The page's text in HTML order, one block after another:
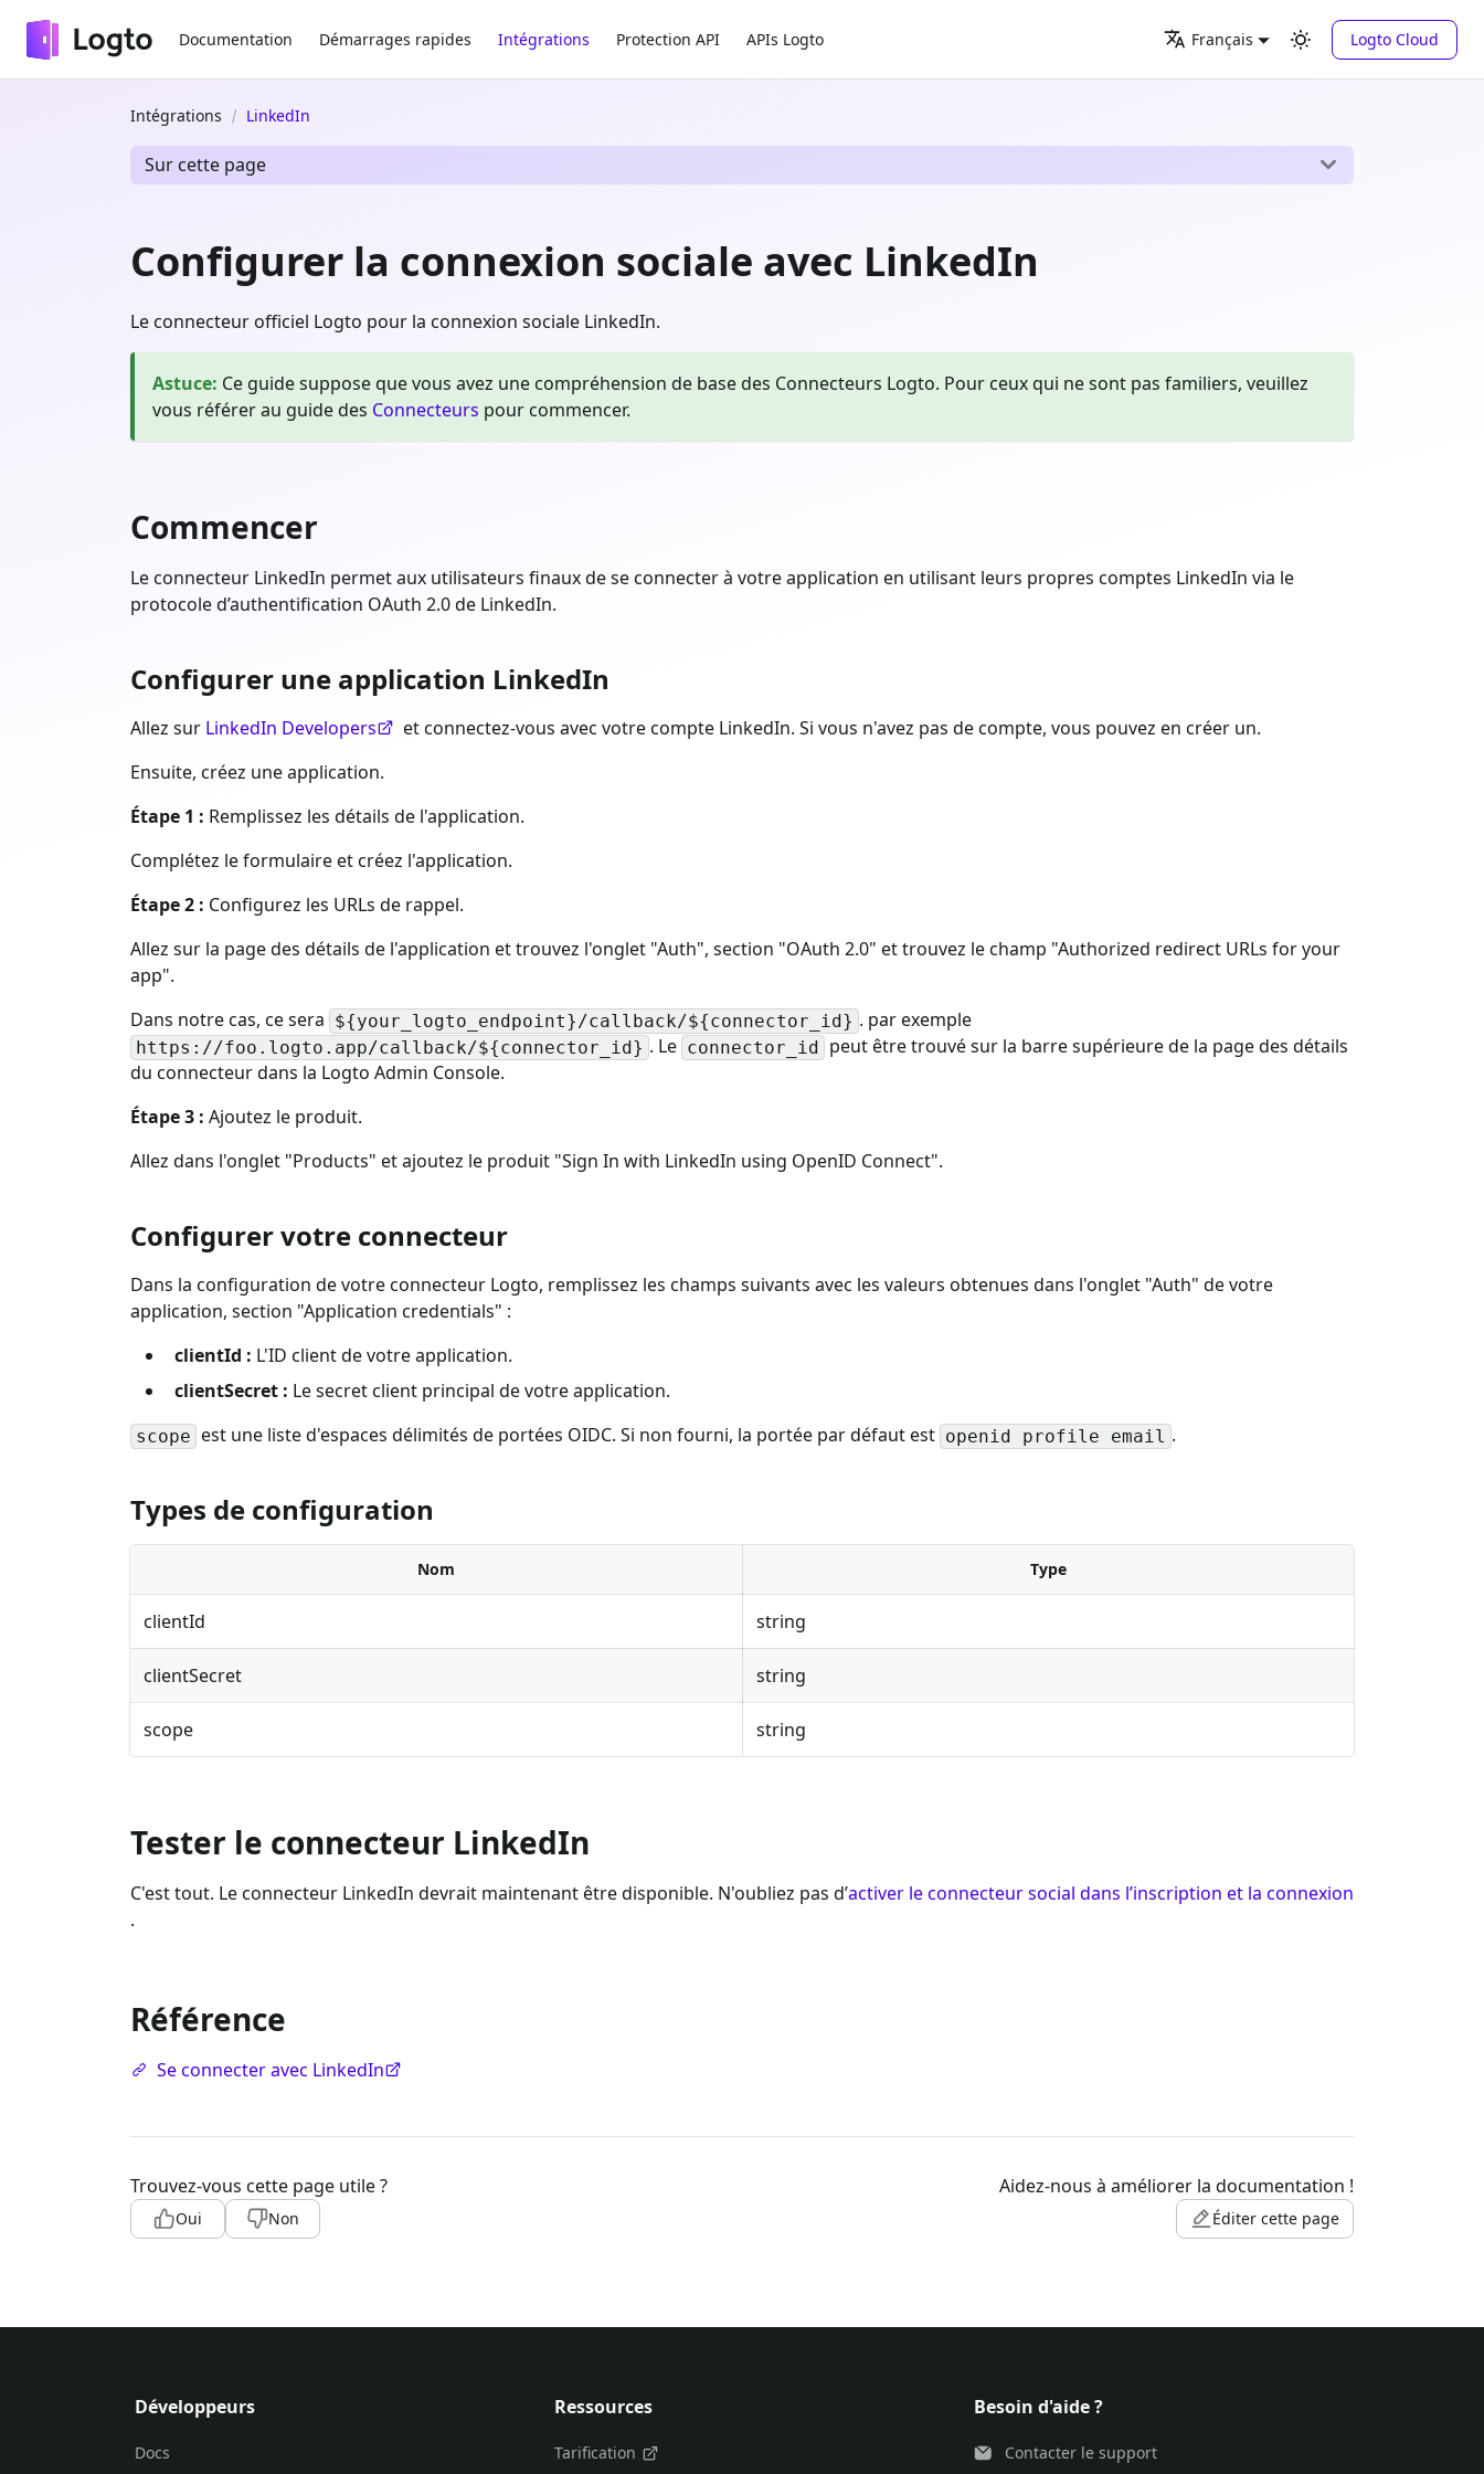
Documentation Démarrages rapides Intégrations Protection API APIs Logto Français Logto Cloud
Intégrations LinkedIn
Sur cette page
Configurer la connexion sociale avec LinkedIn
Le connecteur officiel Logto pour la connexion sociale LinkedIn.
Astuce: Ce guide suppose que vous avez une compréhension de base des Connecteurs Logto. Pour ceux qui ne sont pas familiers, veuillez
vous référer au guide des Connecteurs pour commencer.
Commencer
Le connecteur LinkedIn permet aux utilisateurs finaux de se connecter à votre application en utilisant leurs propres comptes LinkedIn via le
protocole d’authentification OAuth 2.0 de LinkedIn.
Configurer une application LinkedIn
Allez sur LinkedIn Developers
et connectez-vous avec votre compte LinkedIn. Si vous n'avez pas de compte, vous pouvez en créer un.
Ensuite, créez une application.
Étape 1 : Remplissez les détails de l'application.
Complétez le formulaire et créez l'application.
Étape 2 : Configurez les URLs de rappel.
Allez sur la page des détails de l'application et trouvez l'onglet "Auth", section "OAuth 2.0" et trouvez le champ "Authorized redirect URLs for your
app".
Dans notre cas, ce sera ${your_logto_endpoint}/callback/${connector_id} . par exemple
https://foo.logto.app/callback/${connector_id} . Le connector_id peut être trouvé sur la barre supérieure de la page des détails
du connecteur dans la Logto Admin Console.
Étape 3 : Ajoutez le produit.
Allez dans l'onglet "Products" et ajoutez le produit "Sign In with LinkedIn using OpenID Connect".
Configurer votre connecteur
Dans la configuration de votre connecteur Logto, remplissez les champs suivants avec les valeurs obtenues dans l'onglet "Auth" de votre
application, section "Application credentials" :
clientId : L'ID client de votre application.
clientSecret : Le secret client principal de votre application.
scope est une liste d'espaces délimités de portées OIDC. Si non fourni, la portée par défaut est openid profile email .
Types de configuration
Nom Type
clientId string
clientSecret string
scope string
Tester le connecteur LinkedIn
C'est tout. Le connecteur LinkedIn devrait maintenant être disponible. N'oubliez pas d’activer le connecteur social dans l’inscription et la connexion
.
Référence
Se connecter avec LinkedIn
Trouvez-vous cette page utile ?
Oui Non
Aidez-nous à améliorer la documentation !
Éditer cette page
Développeurs
Docs
Ressources
Tarification
Besoin d'aide ?
Contacter le support